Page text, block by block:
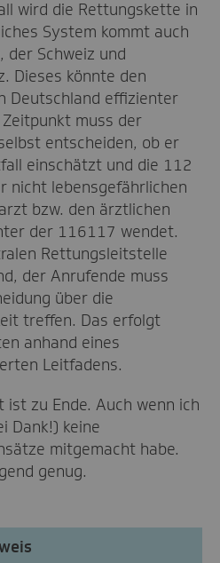
wird die Rettungskette in
System kommt auch
der Schweiz und
Dieses könnte den
Deutschland effizienter
muss der
entscheiden, ob er
einschätzt und die 112
nicht lebensgefährlichen
bzw. den ärztlichen
der 116117 wendet.
Rettungsleitstelle
der Anrufende muss
über die
treffen. Das erfolgt
anhand eines
Leitfadens.
ist zu Ende. Auch wenn ich
Dank!) keine
mitgemacht habe.
genug.